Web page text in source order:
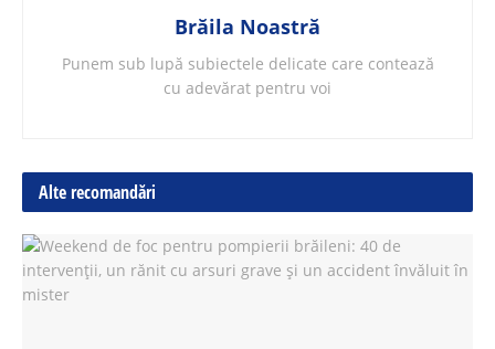
Brăila Noastră
Punem sub lupă subiectele delicate care contează
cu adevărat pentru voi
Alte recomandări